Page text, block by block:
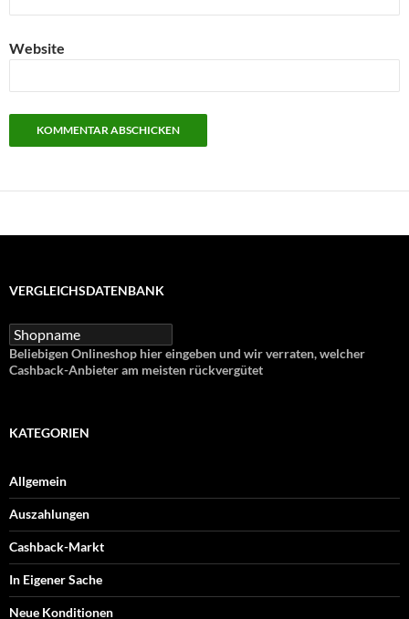
Website
VERGLEICHSDATENBANK
Beliebigen Onlineshop hier eingeben und wir verraten, welcher
Cashback-Anbieter am meisten rückvergütet
KATEGORIEN
Allgemein
Auszahlungen
Cashback-Markt
In Eigener Sache
Neue Konditionen